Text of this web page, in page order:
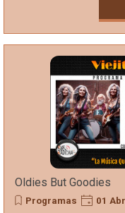
Oldies But Goodies
Programas 01